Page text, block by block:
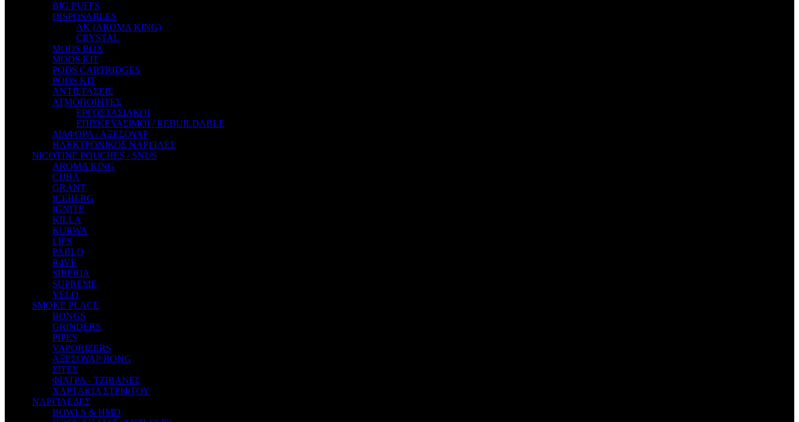
OPMH PROJECT
S-ELF JUICE
SADBOY
SCANDAL
SECRET FOREST
STEAM CITY LIQUIDS
STEAM TRAIN
STEAMPUNK
TALES
TATTOO
THE ALCHEMIST
THE SMOKER'S CLUB
TIKI MAHU
TWIST
VAPE NOVA
VGOD
WILD ZOO
YETI
ZEUS JUICE
BIG PUFFS
DISPOSABLES
AK (AROMA KING)
CRYSTAL
MODS BOX
MODS KIT
PODS CARTRIDGES
PODS KIT
ΑΝΤΙΣΤΑΣΕΙΣ
ΑΤΜΟΠΟΙΗΤΕΣ
ΕΡΓΟΣΤΑΣΙΑΚΟΙ
ΕΠΙΣΚΕΥΑΣΙΜΟΙ / REBUILDABLE
ΔΙΑΦΟΡΑ / ΑΞΕΣΟΥΑΡ
ΗΛΕΚΤΡΟΝΙΚΟΣ ΝΑΡΓΙΛΕΣ
NICOTINE POUCHES / SNUS
AROMA KING
CUBA
GRANT
ICEBERG
IGNITE
KILLA
KURWA
LIPS
PABLO
R4VE
SIBERIA
SUPREME
VELO
SMOKE PLACE
BONGS
GRINDERS
PIPES
VAPORIZERS
ΑΞΕΣΟΥΑΡ BONG
ΣΙΤΕΣ
ΦΙΛΤΡΑ - ΤΖΙΒΑΝΕΣ
ΧΑΡΤΑΚΙΑ ΣΤΡΙΦΤΟΥ
ΝΑΡΓΙΛΕΔΕΣ
BOWLS & HMD